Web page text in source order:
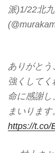
派)1/22北
ありがと
強くして
命に感謝
まいります
https://t.co/